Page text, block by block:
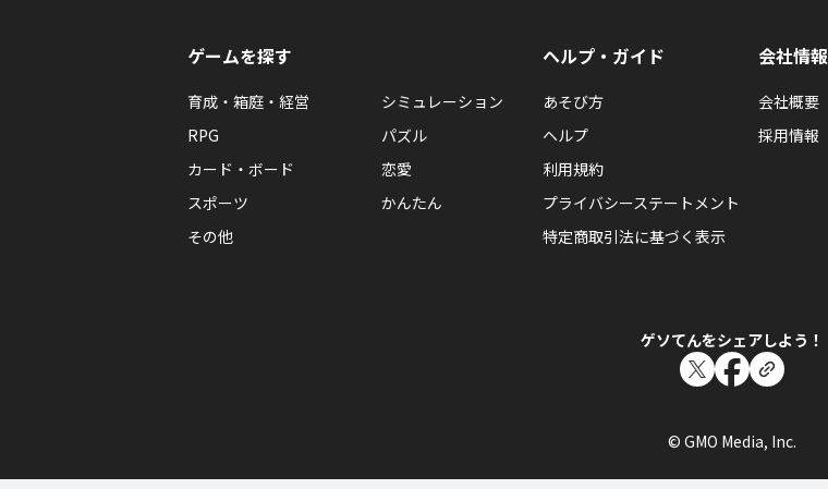
みえこ☆
おしゃれ泥棒
おしゃれ泥棒
ゲームを探す
育成・箱庭・経営
シミュレーション
RPG
パズル
カード・ボード
恋愛
スポーツ
かんたん
その他
ヘルプ・ガイド
あそび方
ヘルプ
利用規約
プライバシーステートメント
特定商取引法に基づく表示
会社情報
会社概要
採用情報
ゲソてんをシェアしよう！
© GMO Media, Inc.